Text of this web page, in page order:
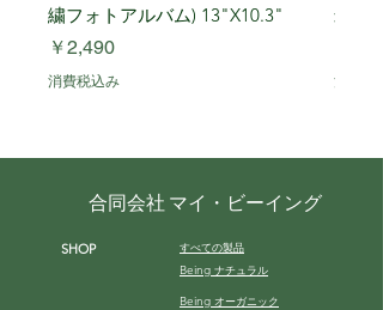
繍フォトアルバム) 13"X10.3"
価格
￥2,490
消費税込み
米,
消費税
合同会社 マイ・ビーイング
SHOP すべての製品
Being ナチュラル
Being オーガニック